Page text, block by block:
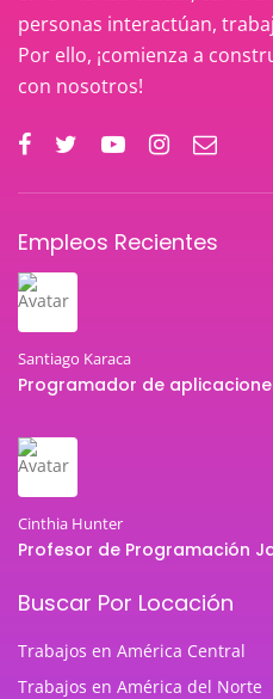
personas interactúan,
Por ello, ¡comienza a
con nosotros!
Empleos Recientes
Santiago Karaca
Programador de
Cinthia Hunter
Profesor de Programación
Buscar Por Locación
Trabajos en América Central
Trabajos en América del Norte